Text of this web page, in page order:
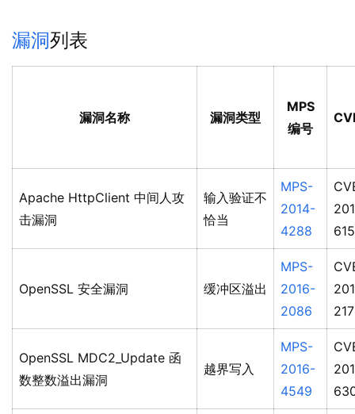
漏洞列表
漏洞名称 漏洞类型
MPS
编号
Apache HttpClient 中间人攻
击漏洞
输入验证不
恰当
MPS-
2014-
4288
OpenSSL 安全漏洞 缓冲区溢出
MPS-
2016-
2086
OpenSSL MDC2_Update 函
数整数溢出漏洞
越界写入
MPS-
2016-
4549